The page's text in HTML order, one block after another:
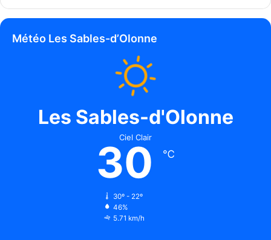
Météo Les Sables-d’Olonne
Les Sables-d'Olonne
Ciel Clair
30 ℃
30º - 22º
46%
5.71 km/h